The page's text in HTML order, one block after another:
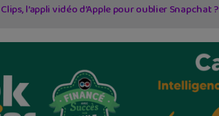
Clips, l’appli vidéo d’Apple pour oublier Snapchat ?